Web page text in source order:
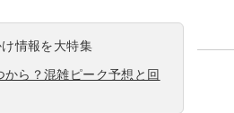
情報を大特集
ら？混雑ピーク予想と回